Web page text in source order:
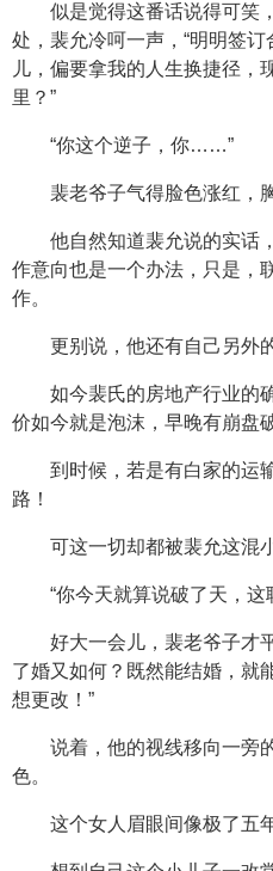
似是觉得这番话说得可笑
处，裴允冷呵一声，“明明签
儿，偏要拿我的人生换捷径，
里？”
“你这个逆子，你……”
裴老爷子气得脸色涨红，
他自然知道裴允说的实话
作意向也是一个办法，只是，
作。
更别说，他还有自己另外
如今裴氏的房地产行业的
价如今就是泡沫，早晚有崩盘
到时候，若是有白家的运
路！
可这一切却都被裴允这混
“你今天就算说破了天，
好大一会儿，裴老爷子才
了婚又如何？既然能结婚，就
想更改！”
说着，他的视线移向一旁
色。
这个女人眉眼间像极了五